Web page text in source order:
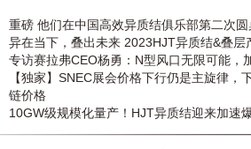
重磅 他们在中国高效异质结俱乐部第二次
异在当下，叠出未来 2023HJT异质结&叠层
专访赛拉弗CEO杨勇：N型风口无限可能，
【独家】SNEC展会价格下行仍是主旋律，
链价格
10GW级规模化量产！HJT异质结迎来加速